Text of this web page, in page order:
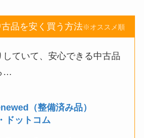
品を安く買う方法※オススメ順
ていて、安心できる中古品
…
（整備済み品）
ドットコム